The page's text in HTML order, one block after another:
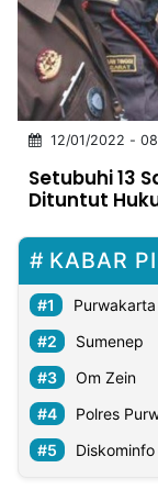
INDONESIA
Partner
NTB
Time
IDN
Jogja
Rakyat
News
Notice
Baru
Follow
Kabarbaru
12/01/2022 -
Setubuhi 13
Dituntut
KABAR
Purwakarta
Sumenep
Om Zein
Polres